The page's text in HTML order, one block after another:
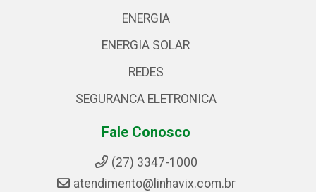
ENERGIA
ENERGIA SOLAR
REDES
SEGURANCA ELETRONICA
Fale Conosco
(27) 3347-1000
atendimento@linhavix.com.br